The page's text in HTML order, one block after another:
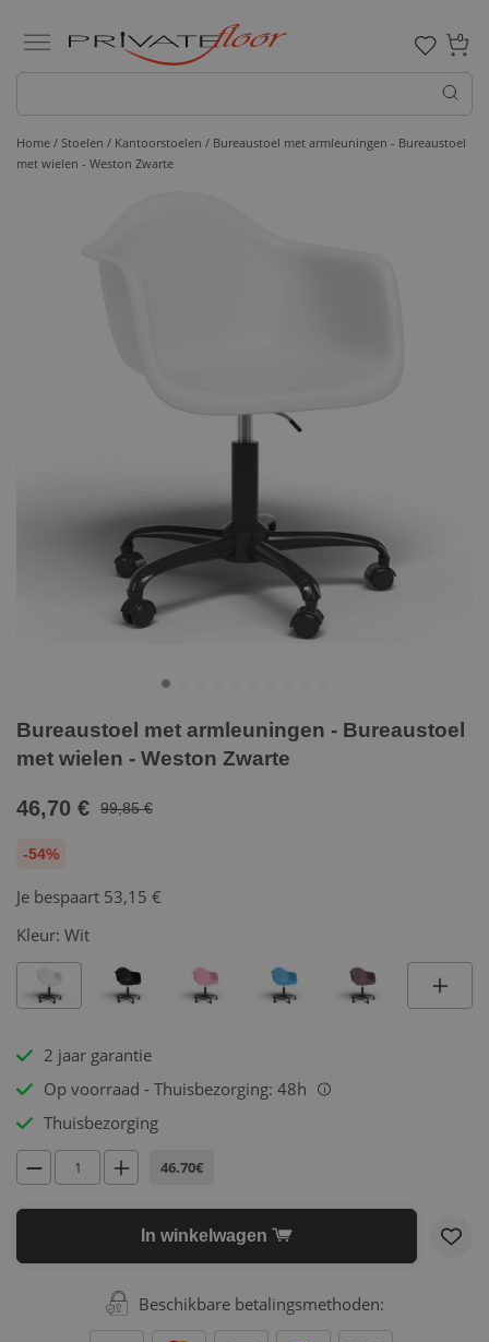
0
Home / Stoelen / Kantoorstoelen / Bureaustoel met armleuningen - Bureaustoel
met wielen - Weston Zwarte
Bureaustoel met armleuningen - Bureaustoel
met wielen - Weston Zwarte
46,70 € 99,85 €
-54%
Je bespaart 53,15 €
Kleur: Wit
2 jaar garantie
Op voorraad - Thuisbezorging: 48h
i
Thuisbezorging
46.70€
In winkelwagen
Beschikbare betalingsmethoden: